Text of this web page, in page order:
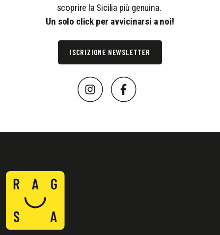
scoprire la Sicilia più genuina.
Un solo click per avvicinarsi a noi!
ISCRIZIONE NEWSLETTER